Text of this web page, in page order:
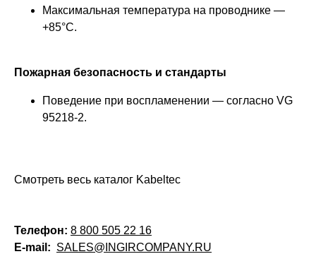
Максимальная температура на проводнике —
+85°C.
Пожарная безопасность и стандарты
Поведение при воспламенении — согласно VG
95218-2.
Смотреть весь каталог Kabeltec
Телефон: 8 800 505 22 16
E-mail: SALES@INGIRCOMPANY.RU